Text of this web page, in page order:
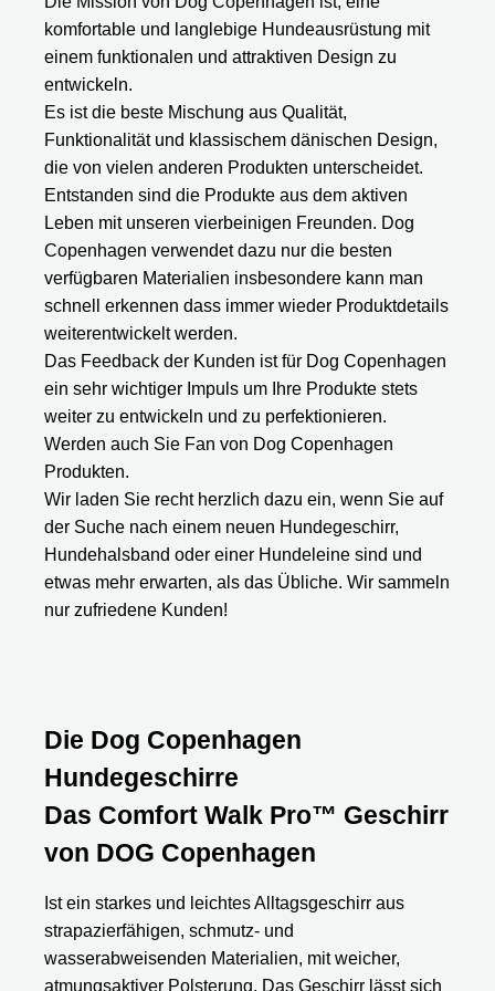
komfortable und langlebige Hundeausrüstung mit
einem funktionalen und attraktiven Design zu
entwickeln.
Es ist die beste Mischung aus Qualität,
Funktionalität und klassischem dänischen Design,
die von vielen anderen Produkten unterscheidet.
Entstanden sind die Produkte aus dem aktiven
Leben mit unseren vierbeinigen Freunden. Dog
Copenhagen verwendet dazu nur die besten
verfügbaren Materialien insbesondere kann man
schnell erkennen dass immer wieder Produktdetails
weiterentwickelt werden.
Das Feedback der Kunden ist für Dog Copenhagen
ein sehr wichtiger Impuls um Ihre Produkte stets
weiter zu entwickeln und zu perfektionieren.
Werden auch Sie Fan von Dog Copenhagen
Produkten.
Wir laden Sie recht herzlich dazu ein, wenn Sie auf
der Suche nach einem neuen Hundegeschirr,
Hundehalsband oder einer Hundeleine sind und
etwas mehr erwarten, als das Übliche. Wir sammeln
nur zufriedene Kunden!
Die Dog Copenhagen
Hundegeschirre
Das Comfort Walk Pro™ Geschirr
von DOG Copenhagen
Ist ein starkes und leichtes Alltagsgeschirr aus
strapazierfähigen, schmutz- und
wasserabweisenden Materialien, mit weicher,
atmungsaktiver Polsterung. Das Geschirr lässt sich